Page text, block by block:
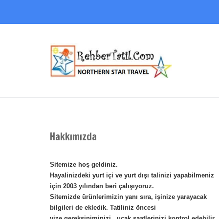
Hakkımızda
Sitemize hoş geldiniz.
Hayalinizdeki yurt içi ve yurt dışı talinizi yapabilmeniz
için 2003 yılından beri çalışıyoruz.
Sitemizde ürünlerimizin yanı sıra, işinize yarayacak
bilgileri de ekledik. Tatiliniz öncesi